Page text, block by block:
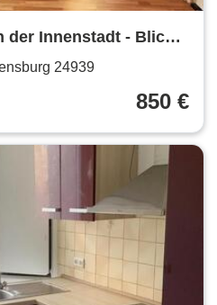
der Innenstadt - Blick
geeignet24939
850 €